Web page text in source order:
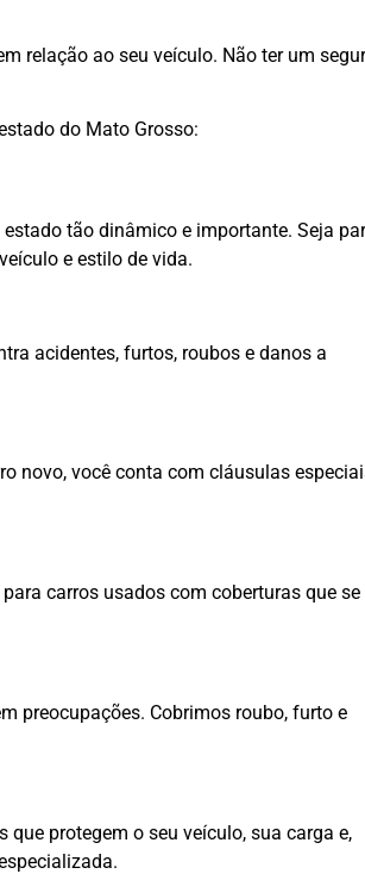
relação ao seu veículo. Não ter um
do Mato Grosso:
tão dinâmico e importante. Seja
e estilo de vida.
acidentes, furtos, roubos e danos a
novo, você conta com cláusulas
carros usados com coberturas que se
preocupações. Cobrimos roubo, furto e
protegem o seu veículo, sua carga e,